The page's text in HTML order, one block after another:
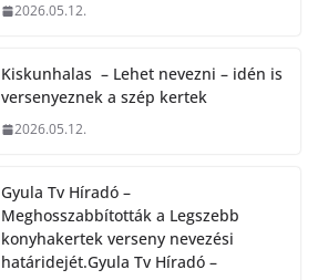
2026.05.12.
Kiskunhalas – Lehet nevezni – idén is
versenyeznek a szép kertek
2026.05.12.
Gyula Tv Híradó –
Meghosszabbították a Legszebb
konyhakertek verseny nevezési
határidejét.Gyula Tv Híradó –